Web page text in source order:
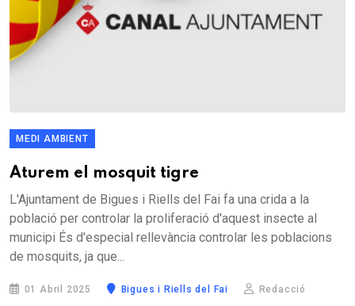
MEDI AMBIENT
Aturem el mosquit tigre
L'Ajuntament de Bigues i Riells del Fai fa una crida a la
població per controlar la proliferació d'aquest insecte al
municipi És d'especial rellevància controlar les poblacions
de mosquits, ja que...
01 Abril 2025 Bigues i Riells del Fai Redacció